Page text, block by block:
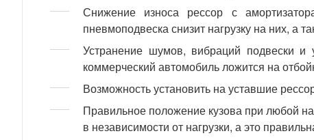
Снижение износа рессор с
пневмоподвеска снизит нагрузку на них, а
Устранение шумов, вибраций подвески и
коммерческий автомобиль ложится на
Возможность установить на уставшие
Правильное положение кузова при любой
в независимости от нагрузки, а это